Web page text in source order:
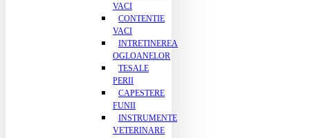
VACI
CONTENTIE
VACI
INTRETINEREA
OGLOANELOR
TESALE
PERII
CAPESTERE
FUNII
INSTRUMENTE
VETERINARE